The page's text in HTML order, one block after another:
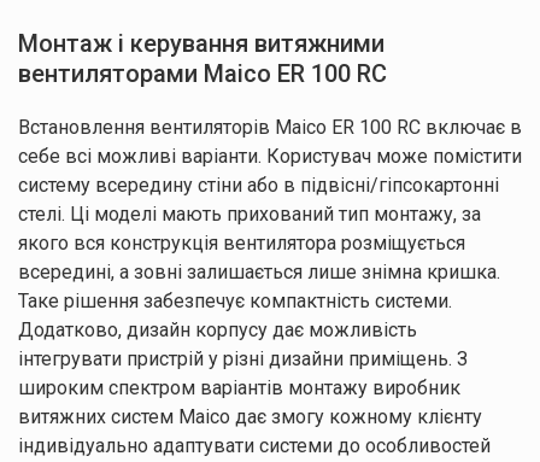
Монтаж і керування витяжними
вентиляторами Maico ER 100 RC
Встановлення вентиляторів Maico ER 100 RC включає в
себе всі можливі варіанти. Користувач може помістити
систему всередину стіни або в підвісні/гіпсокартонні
стелі. Ці моделі мають прихований тип монтажу, за
якого вся конструкція вентилятора розміщується
всередині, а зовні залишається лише знімна кришка.
Таке рішення забезпечує компактність системи.
Додатково, дизайн корпусу дає можливість
інтегрувати пристрій у різні дизайни приміщень. З
широким спектром варіантів монтажу виробник
витяжних систем Maico дає змогу кожному клієнту
індивідуально адаптувати системи до особливостей
надіслані!